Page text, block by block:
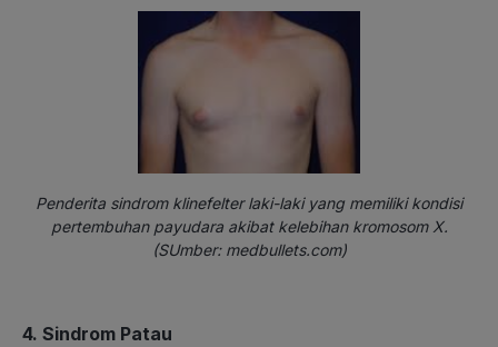
Penderita sindrom klinefelter laki-laki yang memiliki kondisi
pertembuhan payudara akibat kelebihan kromosom X.
(SUmber: medbullets.com)
4. Sindrom Patau